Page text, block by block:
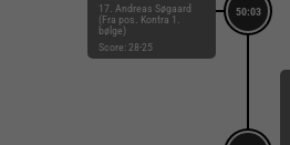
50:03
17. Andreas Søgaard
(Fra pos. Kontra 1.
bølge)
Score: 28-25